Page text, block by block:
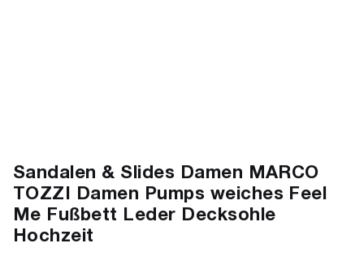
Sandalen & Slides Damen MARCO
TOZZI Damen Pumps weiches Feel
Me Fußbett Leder Decksohle
Hochzeit